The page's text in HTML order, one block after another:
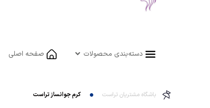
دسته‌بندی محصولات صفحه اصلی
باشگاه مشتریان تراست کرم جوانساز تراست